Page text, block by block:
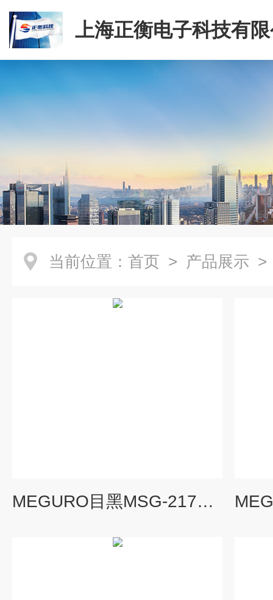
上海正衡电子科技有
当前位置： 首页 > 产品展示
MEGURO目黑MSG-2175FM多重信号发生器